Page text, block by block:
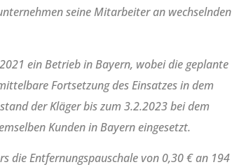
seine Mitarbeiter an wechselnden
ein Betrieb in Bayern, wobei die geplante
Fortsetzung des Einsatzes in dem
der Kläger bis zum 3.2.2023 bei dem
Kunden in Bayern eingesetzt.
die Entfernungspauschale von 0,30 € an 194